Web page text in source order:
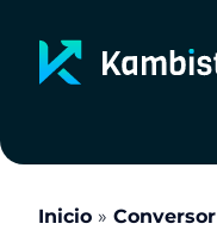
contenido
Inicio
Conversor